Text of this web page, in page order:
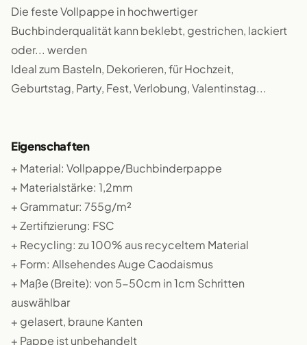
Die feste Vollpappe in hochwertiger
Buchbinderqualität kann beklebt, gestrichen, lackiert
oder... werden
Ideal zum Basteln, Dekorieren, für Hochzeit,
Geburtstag, Party, Fest, Verlobung, Valentinstag...
Eigenschaften
+ Material: Vollpappe/Buchbinderpappe
+ Materialstärke: 1,2mm
+ Grammatur: 755g/m²
+ Zertifizierung: FSC
+ Recycling: zu 100% aus recyceltem Material
+ Form: Allsehendes Auge Caodaismus
+ Maße (Breite): von 5-50cm in 1cm Schritten
auswählbar
+ gelasert, braune Kanten
+ Pappe ist unbehandelt